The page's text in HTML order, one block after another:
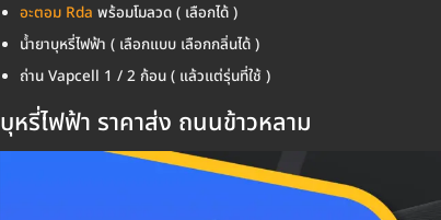
อะตอม Rda พร้อมโมลวด ( เลือกได้ )
น้ำยาบุหรี่ไฟฟ้า ( เลือกแบบ เลือกกลิ่นได้ )
ถ่าน Vapcell 1 / 2 ก้อน ( แล้วแต่รุ่นที่ใช้ )
บุหรี่ไฟฟ้า ราคาส่ง ถนนข้าวหลาม